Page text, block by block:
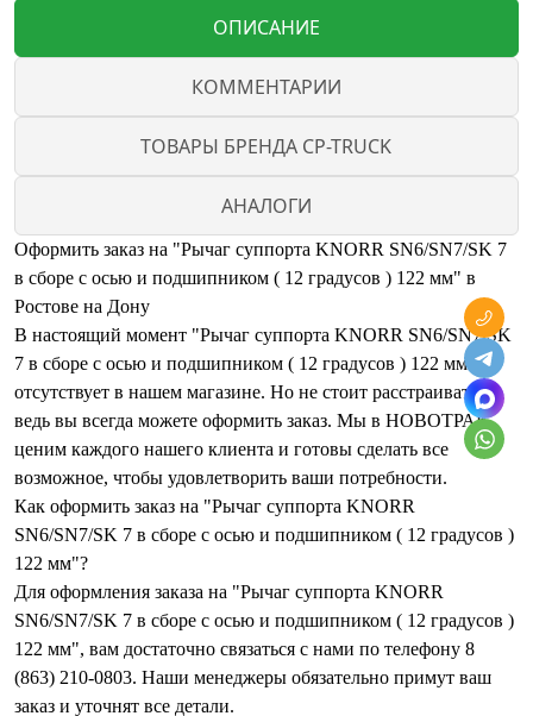
ОПИСАНИЕ
КОММЕНТАРИИ
ТОВАРЫ БРЕНДА CP-TRUCK
АНАЛОГИ
Оформить заказ на "Рычаг суппорта KNORR SN6/SN7/SK 7
в сборе с осью и подшипником ( 12 градусов ) 122 мм" в
Ростове на Дону
В настоящий момент "Рычаг суппорта KNORR SN6/SN7/SK
7 в сборе с осью и подшипником ( 12 градусов ) 122 мм"
отсутствует в нашем магазине. Но не стоит расстраиваться,
ведь вы всегда можете оформить заказ. Мы в НОВОТРАК
ценим каждого нашего клиента и готовы сделать все
возможное, чтобы удовлетворить ваши потребности.
Как оформить заказ на "Рычаг суппорта KNORR
SN6/SN7/SK 7 в сборе с осью и подшипником ( 12 градусов )
122 мм"?
Для оформления заказа на "Рычаг суппорта KNORR
SN6/SN7/SK 7 в сборе с осью и подшипником ( 12 градусов )
122 мм", вам достаточно связаться с нами по телефону 8
(863) 210-0803. Наши менеджеры обязательно примут ваш
заказ и уточнят все детали.